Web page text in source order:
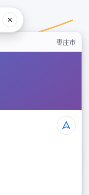
枣庄市